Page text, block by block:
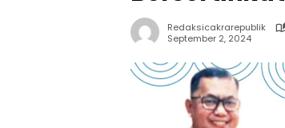
Redaksicakrarepublik
September 2, 2024